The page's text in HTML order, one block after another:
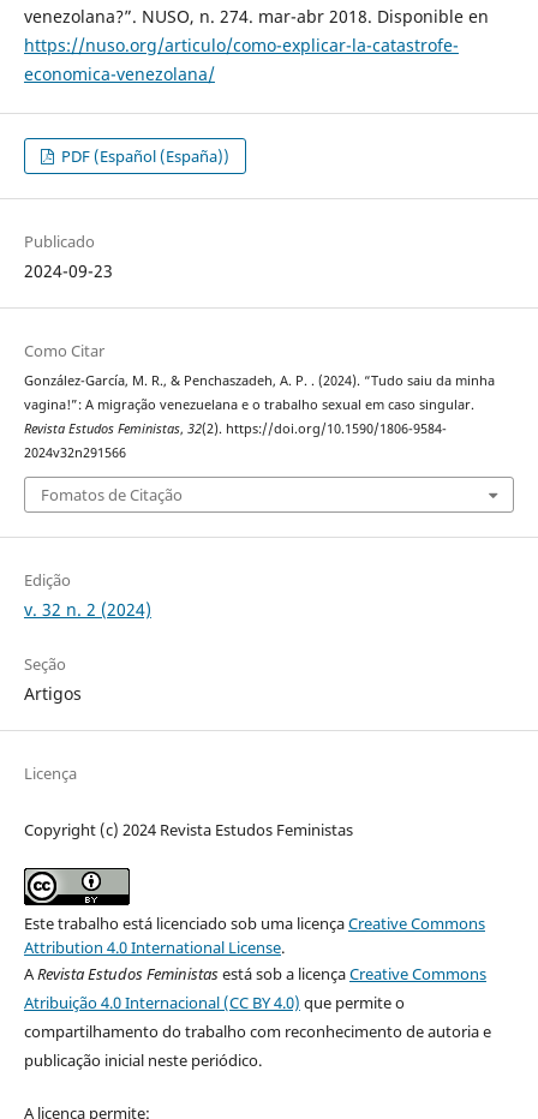
venezolana?”. NUSO, n. 274. mar-abr 2018. Disponible en
https://nuso.org/articulo/como-explicar-la-catastrofe-
economica-venezolana/
PDF (Español (España))
Publicado
2024-09-23
Como Citar
González-García, M. R., & Penchaszadeh, A. P. . (2024). “Tudo saiu da minha
vagina!”: A migração venezuelana e o trabalho sexual em caso singular.
Revista Estudos Feministas, 32(2). https://doi.org/10.1590/1806-9584-
2024v32n291566
Fomatos de Citação
Edição
v. 32 n. 2 (2024)
Seção
Artigos
Licença
Copyright (c) 2024 Revista Estudos Feministas
Este trabalho está licenciado sob uma licençaCreative Commons
Attribution 4.0 International License.
ARevista Estudos Feministasestá sob a licençaCreative Commons
Atribuição 4.0 Internacional (CC BY 4.0) que permite o
compartilhamento do trabalho com reconhecimento de autoria e
publicação inicial neste periódico.
A licença permite: